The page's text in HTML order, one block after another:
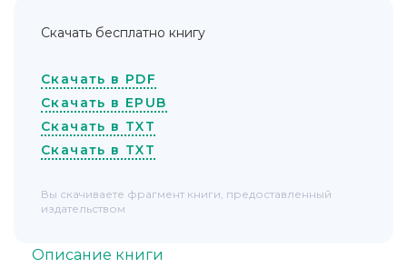
Описание книги
Скачать бесплатно книгу
Скачать в PDF
Скачать в EPUB
Скачать в TXT
Скачать в TXT
Вы скачиваете фрагмент книги, предоставленный
издательством